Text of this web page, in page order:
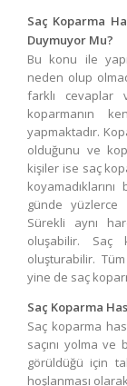
Saç Koparma
Duymuyor Mu?
Bu konu ile
neden olup
farklı cevaplar
koparmanın
yapmaktadır.
olduğunu ve
kişiler ise saç
günde
Sürekli aynı
oluşabilir. Saç
oluşturabilir.
yine de saç
Saç Koparma
Saç koparma
saçını yolma
görüldüğü için
hoşlanması